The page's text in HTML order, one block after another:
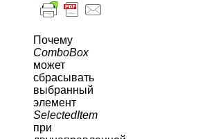
Почему
ComboBox
может
сбрасывать
выбранный
элемент
SelectedItem
при